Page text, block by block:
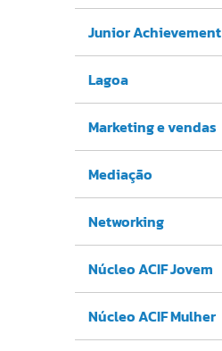
Junior Achievement
Lagoa
Marketing e vendas
Mediação
Networking
Núcleo ACIF Jovem
Núcleo ACIF Mulher